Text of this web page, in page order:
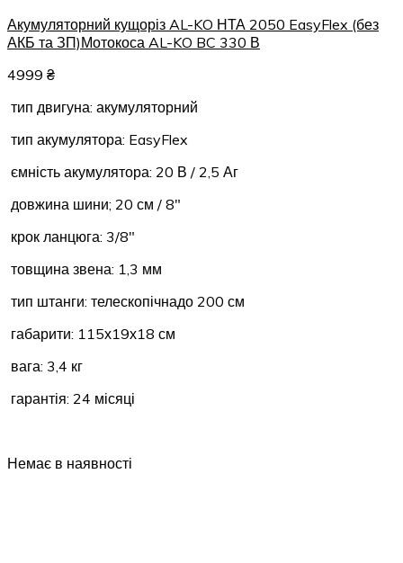
Акумуляторний кущоріз AL-KO НТА 2050 EasyFlex (без
АКБ та ЗП)Мотокоса AL-KO BC 330 В
4999 ₴
тип двигуна: акумуляторний
тип акумулятора: EasyFlex
ємність акумулятора: 20 В / 2,5 Аг
довжина шини; 20 см / 8″
крок ланцюга: 3/8″
товщина звена: 1,3 мм
тип штанги: телескопічнадо 200 см
габарити: 115х19х18 см
вага: 3,4 кг
гарантія: 24 місяці
Немає в наявності